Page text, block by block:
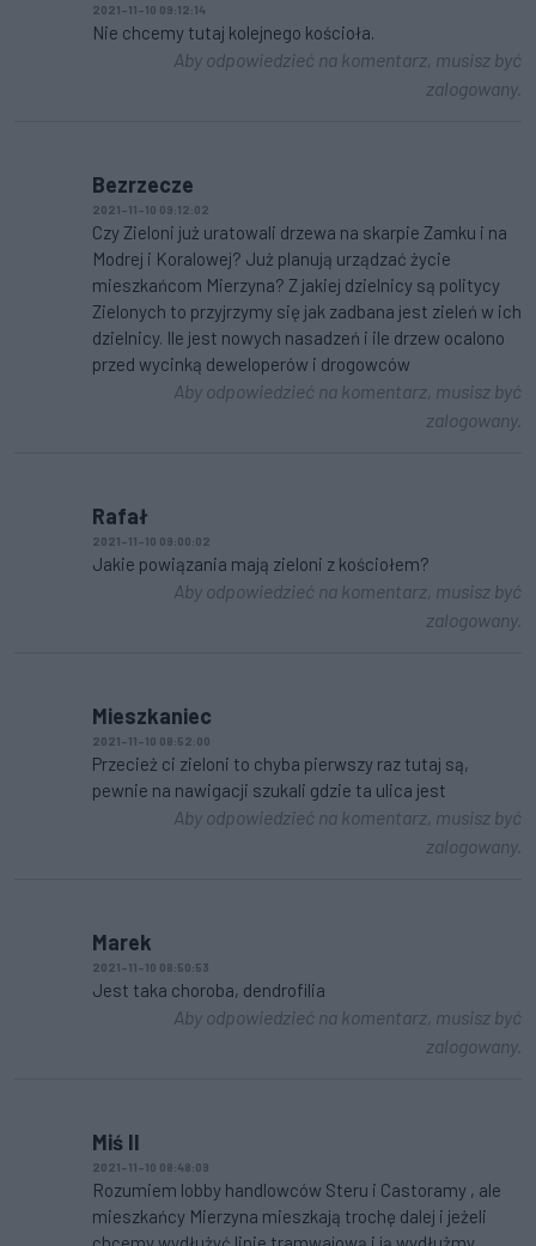
2021-11-10 09:12:14
Nie chcemy tutaj kolejnego kościoła.
Aby odpowiedzieć na komentarz, musisz być
zalogowany.
Bezrzecze
2021-11-10 09:12:02
Czy Zieloni już uratowali drzewa na skarpie Zamku i na
Modrej i Koralowej? Już planują urządzać życie
mieszkańcom Mierzyna? Z jakiej dzielnicy są politycy
Zielonych to przyjrzymy się jak zadbana jest zieleń w ich
dzielnicy. Ile jest nowych nasadzeń i ile drzew ocalono
przed wycinką deweloperów i drogowców
Aby odpowiedzieć na komentarz, musisz być
zalogowany.
Rafał
2021-11-10 09:00:02
Jakie powiązania mają zieloni z kościołem?
Aby odpowiedzieć na komentarz, musisz być
zalogowany.
Mieszkaniec
2021-11-10 08:52:00
Przecież ci zieloni to chyba pierwszy raz tutaj są,
pewnie na nawigacji szukali gdzie ta ulica jest
Aby odpowiedzieć na komentarz, musisz być
zalogowany.
Marek
2021-11-10 08:50:53
Jest taka choroba, dendrofilia
Aby odpowiedzieć na komentarz, musisz być
zalogowany.
Miś II
2021-11-10 08:48:09
Rozumiem lobby handlowców Steru i Castoramy , ale
mieszkańcy Mierzyna mieszkają trochę dalej i jeżeli